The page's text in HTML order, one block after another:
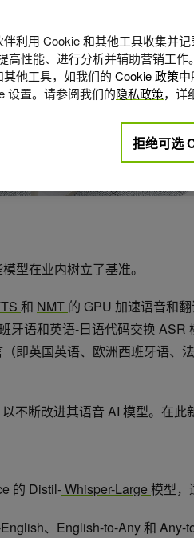
型在业内树立了基准。
和 NMT 的 GPU 加速语音和
牙语和英语-日语代码交换 ASR
即英国英语、欧洲西班牙语、
以不断改进其语音 AI 模型。在此
的 Distil-Whisper-Large 模型，
、English-to-Any 和 Any-
利用 Cookie 和其他工具收集并
高性能、进行分析并辅助营销工作
他工具，如我们的 Cookie 政策
设置。请参阅我们的隐私政策，详
拒绝可选